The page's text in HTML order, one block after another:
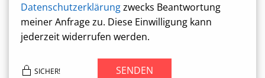
Datenschutzerklärungzwecks Beantwortung
meiner Anfrage zu. Diese Einwilligung kann
jederzeit widerrufen werden.
SICHER! SENDEN